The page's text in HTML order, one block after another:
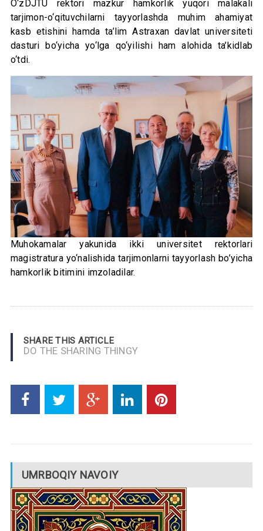
O‘zDJTU rektori mazkur hamkorlik yuqori malakali
tarjimon-o‘qituvchilarni tayyorlashda muhim ahamiyat
kasb etishini hamda ta’lim Astraxan davlat universiteti
dasturi bo‘yicha yo‘lga qo‘yilishi ham alohida ta’kidlab
o‘tdi.
Muhokamalar yakunida ikki universitet rektorlari
magistratura yo‘nalishida tarjimonlarni tayyorlash bo’yicha
hamkorlik bitimini imzoladilar.
SHARE THIS ARTICLE
DO THE SHARING THINGY
UMRBOQIY NAVOIY